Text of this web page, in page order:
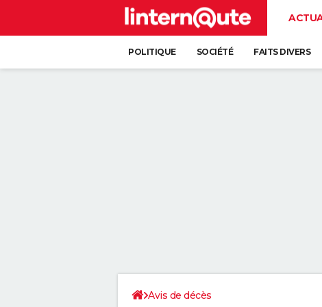
POLITIQUE SOCIÉTÉ FAITS DIVERS
Avis de décès